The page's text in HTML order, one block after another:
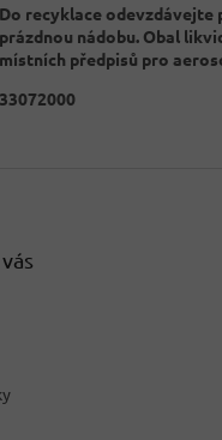
Do recyklace odevzdávejte
prázdnou nádobu. Obal
místních předpisů pro
33072000